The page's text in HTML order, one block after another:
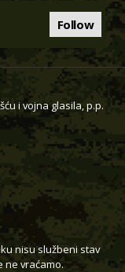
Follow
i vojna glasila, p.p.
nisu službeni stav
ne vraćamo.